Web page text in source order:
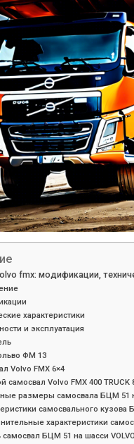
fmx: модификации,
характеристики
и эксплуатация
ФМ 13
Volvo FMX 6×4
самосвал Volvo FMX 400 TRUCK
размеры самосвала БЦМ 51
самосвального кузова
характеристики
самосвал БЦМ 51 на шасси